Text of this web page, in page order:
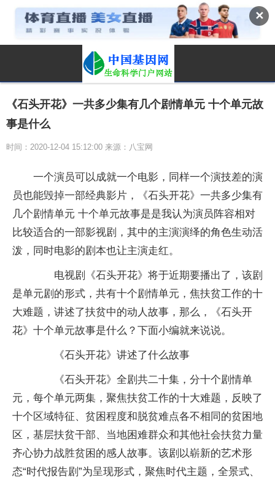
✕
《石头开花》一共多少集有几个剧情单元 十个单元故
事是什么
时间：2020-12-04 15:12:00 来源：八宝网
一个演员可以成就一个电影，同样一个演技差的演
员也能毁掉一部经典影片，《石头开花》一共多少集有
几个剧情单元 十个单元故事是是我认为演员阵容相对
比较适合的一部影视剧，其中的主演演绎的角色生动活
泼，同时电影的剧本也让主演走红。
电视剧《石头开花》将于近期要播出了，该剧
是单元剧的形式，共有十个剧情单元，焦扶贫工作的十
大难题，讲述了扶贫中的动人故事，那么，《石头开
花》十个单元故事是什么？下面小编就来说说。
《石头开花》讲述了什么故事
《石头开花》全剧共二十集，分十个剧情单
元，每个单元两集，聚焦扶贫工作的十大难题，反映了
十个区域特征、贫困程度和脱贫难点各不相同的贫困地
区，基层扶贫干部、当地困难群众和其他社会扶贫力量
齐心协力战胜贫困的感人故事。该剧以崭新的艺术形
态“时代报告剧”为呈现形式，聚焦时代主题，全景式、